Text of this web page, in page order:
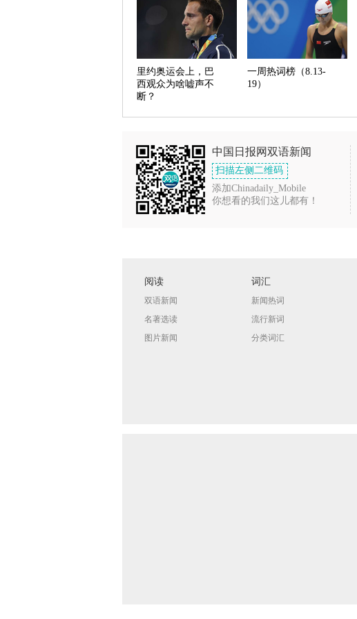
里约奥运会上，巴
西观众为啥嘘声不
断？
一周热词榜（8.13-
19）
中国日报网双语新闻
扫描左侧二维码
添加Chinadaily_Mobile
你想看的我们这儿都有！
阅读
双语新闻
名著选读
图片新闻
词汇
新闻热词
流行新词
分类词汇